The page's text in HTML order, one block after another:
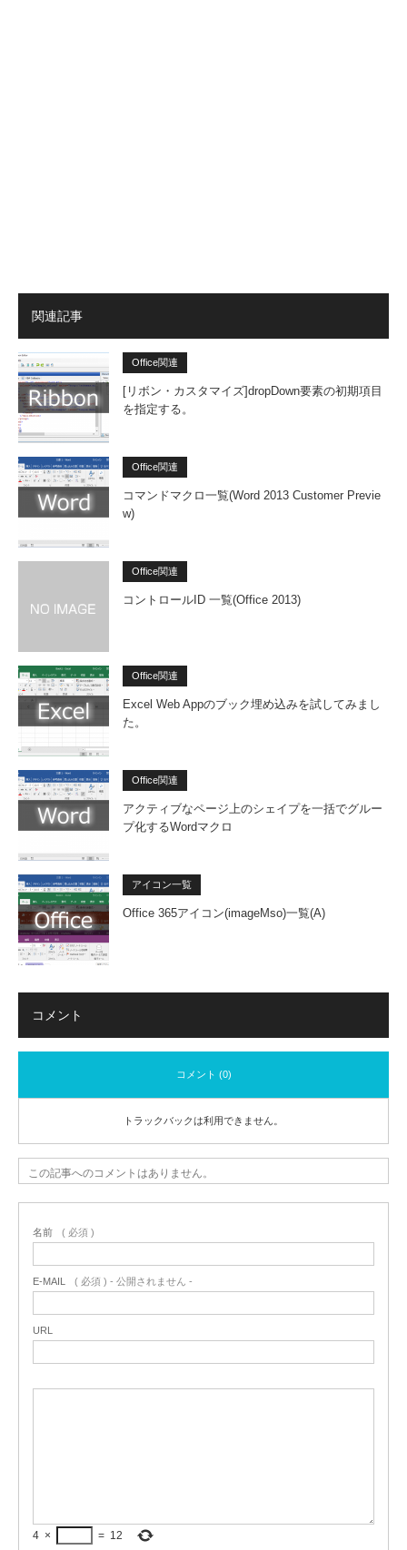
関連記事
Office関連
[リボン・カスタマイズ]dropDown要素の初期項目
を指定する。
Office関連
コマンドマクロ一覧(Word 2013 Customer Previe
w)
Office関連
コントロールID 一覧(Office 2013)
Office関連
Excel Web Appのブック埋め込みを試してみまし
た。
Office関連
アクティブなページ上のシェイプを一括でグルー
プ化するWordマクロ
アイコン一覧
Office 365アイコン(imageMso)一覧(A)
コメント
コメント (0)
トラックバックは利用できません。
この記事へのコメントはありません。
名前 ( 必須 )
E-MAIL ( 必須 ) - 公開されません -
URL
4 × = 12